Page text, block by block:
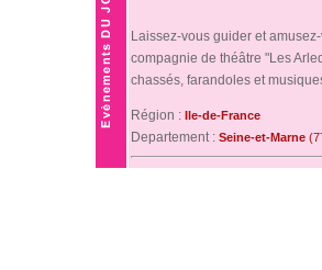
Laissez-vous guider et
compagnie de théâtre "Les
chassés, farandoles et
Région : Ile-de-France
Departement : Seine-et-Marne